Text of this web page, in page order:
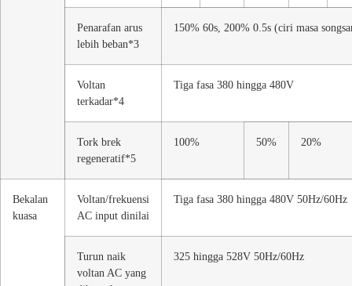
Penarafan arus
lebih beban*3
150% 60s, 200% 0.5s (ciri masa
Voltan
terkadar*4
Tiga fasa 380 hingga 480V
Tork brek
regeneratif*5
100% 50% 20%
Bekalan
kuasa
Voltan/frekuensi
AC input dinilai
Tiga fasa 380 hingga 480V 50Hz/60Hz
Turun naik
voltan AC yang
325 hingga 528V 50Hz/60Hz